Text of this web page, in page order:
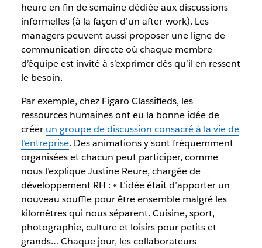
heure en fin de semaine dédiée aux discussions
informelles (à la façon d’un after-work). Les
managers peuvent aussi proposer une ligne de
communication directe où chaque membre
d’équipe est invité à s’exprimer dès qu’il en ressent
le besoin.
Par exemple, chez Figaro Classifieds, les
ressources humaines ont eu la bonne idée de
créer un groupe de discussion consacré à la vie de
l’entreprise. Des animations y sont fréquemment
organisées et chacun peut participer, comme
nous l’explique Justine Reure, chargée de
développement RH : « L’idée était d’apporter un
nouveau souffle pour être ensemble malgré les
kilomètres qui nous séparent. Cuisine, sport,
photographie, culture et loisirs pour petits et
grands… Chaque jour, les collaborateurs